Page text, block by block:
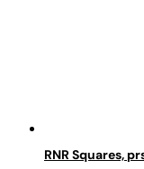
RNR Squares,